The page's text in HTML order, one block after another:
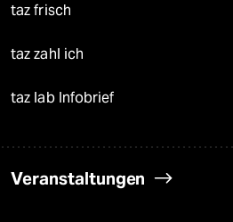
taz frisch
taz zahl ich
taz lab Infobrief
Veranstaltungen